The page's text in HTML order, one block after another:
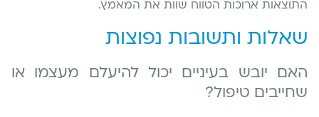
התוצאות ארוכות הטווח שוות את המאמץ.
שאלות ותשובות נפוצות
האם יובש בעיניים יכול להיעלם מעצמו או
שחייבים טיפול?